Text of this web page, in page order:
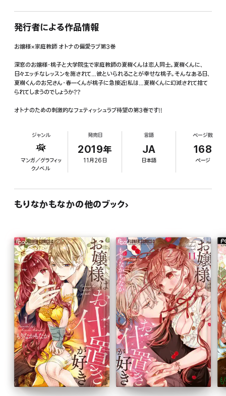
発行者による作品情報
お嬢様×家庭教師 オトナの偏愛ラブ第3巻
深窓のお嬢様・桃子と大学院生で家庭教師の夏樹くんは恋人同士。夏樹くんに、
日々エッチなレッスンを施されて…彼といられることが幸せな桃子。そんなある日、
夏樹くんのお兄さん・春一くんが桃子に急接近!私は…夏樹くんに幻滅されて捨て
られてしまうのでしょうか??
オトナのための刺激的なフェティッシュラブ待望の第3巻です!!
ジャンル
マンガ／グラフィッ
クノベル
発売日
2019年
11月26日
言語
JA
日本語
ページ数
168
ページ
もりなかもなかの他のブック